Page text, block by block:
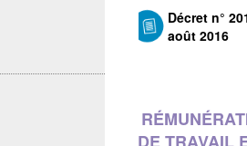
Décret n°
août 2016